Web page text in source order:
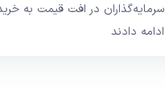
سرمایه‌گذاران در افت قیمت به
ادامه دادند